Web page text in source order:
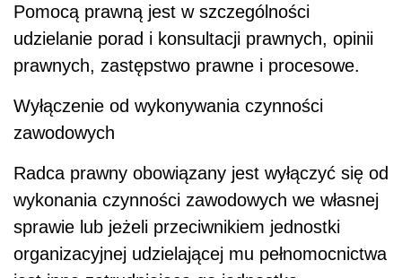
Pomocą prawną jest w szczególności
udzielanie porad i konsultacji prawnych, opinii
prawnych, zastępstwo prawne i procesowe.
Wyłączenie od wykonywania czynności
zawodowych
Radca prawny obowiązany jest wyłączyć się od
wykonania czynności zawodowych we własnej
sprawie lub jeżeli przeciwnikiem jednostki
organizacyjnej udzielającej mu pełnomocnictwa